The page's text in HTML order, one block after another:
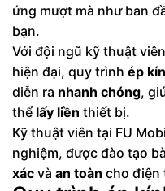
ứng mượt mà như ban
bạn.
Với đội ngũ kỹ thuật viên
hiện đại, quy trình ép
diễn ra nhanh chóng,
thể lấy liền thiết bị.
Kỹ thuật viên tại FU
nghiệm, được đào tạo
xác và an toàn cho điện